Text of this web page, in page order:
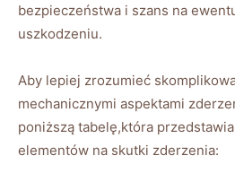
bezpieczeństwa i szans na
uszkodzeniu.
Aby lepiej zrozumieć
mechanicznymi aspektami
poniższą tabelę,która
elementów na skutki zderzenia: